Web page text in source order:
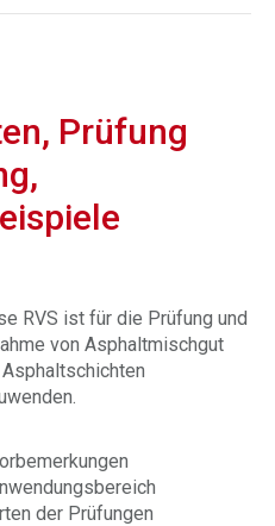
Prüfung
RVS ist für die Prüfung und
von Asphaltmischgut
der Prüfungen